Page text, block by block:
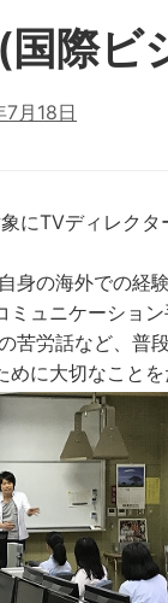
際ビ
7月18日
TVディレクタ
身の海外での経
ュニケーショ
苦労話など、普
に大切なことを